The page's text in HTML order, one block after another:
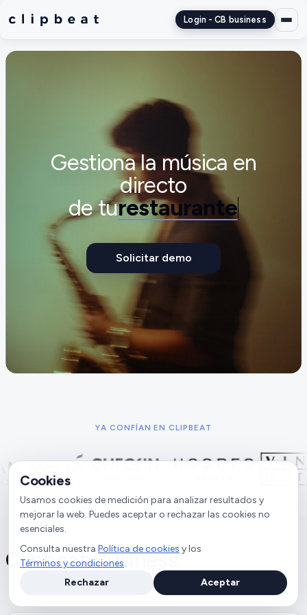
Login - CB business
Gestiona la música en
directo
de turestaurante
Solicitar demo
YA CONFÍAN EN CLIPBEAT
Clipbeat Business
Cookies
Usamos cookies de medición para analizar resultados y
mejorar la web. Puedes aceptar o rechazar las cookies no
esenciales.
Consulta nuestra Política de cookies y los
Términos y condiciones.
Rechazar
Aceptar